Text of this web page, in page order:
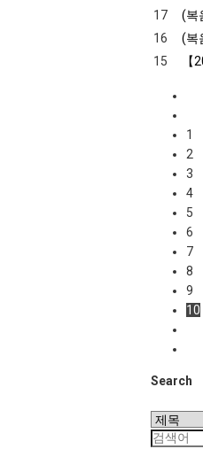
17
(복
16
(복
15
1
2
3
4
5
6
7
8
9
10
Search